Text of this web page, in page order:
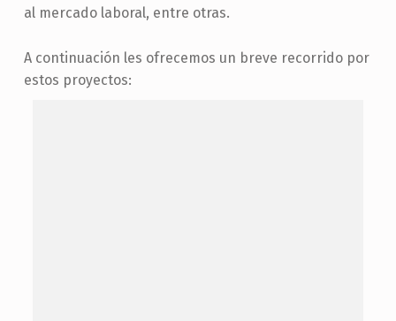
al mercado laboral, entre otras.
A continuación les ofrecemos un breve recorrido por
estos proyectos: